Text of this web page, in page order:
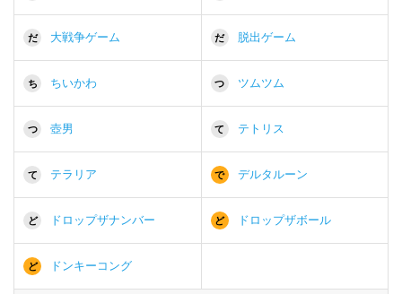
だ 大戦争ゲーム だ 脱出ゲーム
ち ちいかわ つ ツムツム
つ 壺男 て テトリス
て テラリア で デルタルーン
ど ドロップザナンバー ど ドロップザボール
ど ドンキーコング